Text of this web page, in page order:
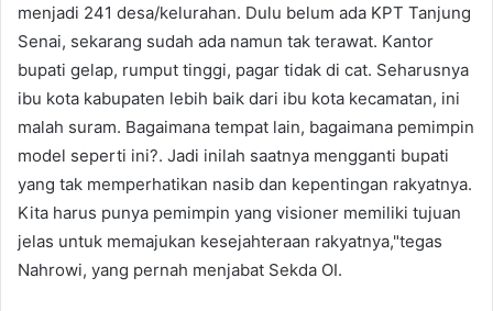
menjadi 241 desa/kelurahan. Dulu belum ada KPT Tanjung
Senai, sekarang sudah ada namun tak terawat. Kantor
bupati gelap, rumput tinggi, pagar tidak di cat. Seharusnya
ibu kota kabupaten lebih baik dari ibu kota kecamatan, ini
malah suram. Bagaimana tempat lain, bagaimana pemimpin
model seperti ini?. Jadi inilah saatnya mengganti bupati
yang tak memperhatikan nasib dan kepentingan rakyatnya.
Kita harus punya pemimpin yang visioner memiliki tujuan
jelas untuk memajukan kesejahteraan rakyatnya,"tegas
Nahrowi, yang pernah menjabat Sekda OI.